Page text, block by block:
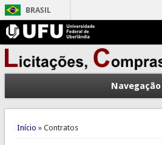
BRASIL
Navegação
Você está aqui
Início » Contratos